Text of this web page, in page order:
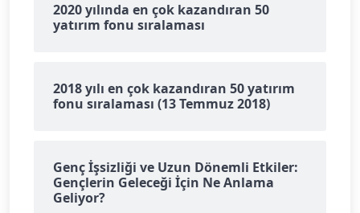
2020 yılında en çok kazandıran 50
yatırım fonu sıralaması
2018 yılı en çok kazandıran 50 yatırım
fonu sıralaması (13 Temmuz 2018)
Genç İşsizliği ve Uzun Dönemli Etkiler:
Gençlerin Geleceği İçin Ne Anlama
Geliyor?